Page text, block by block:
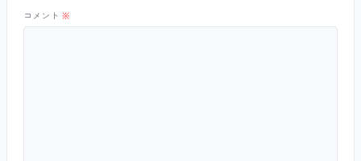
コメント ※